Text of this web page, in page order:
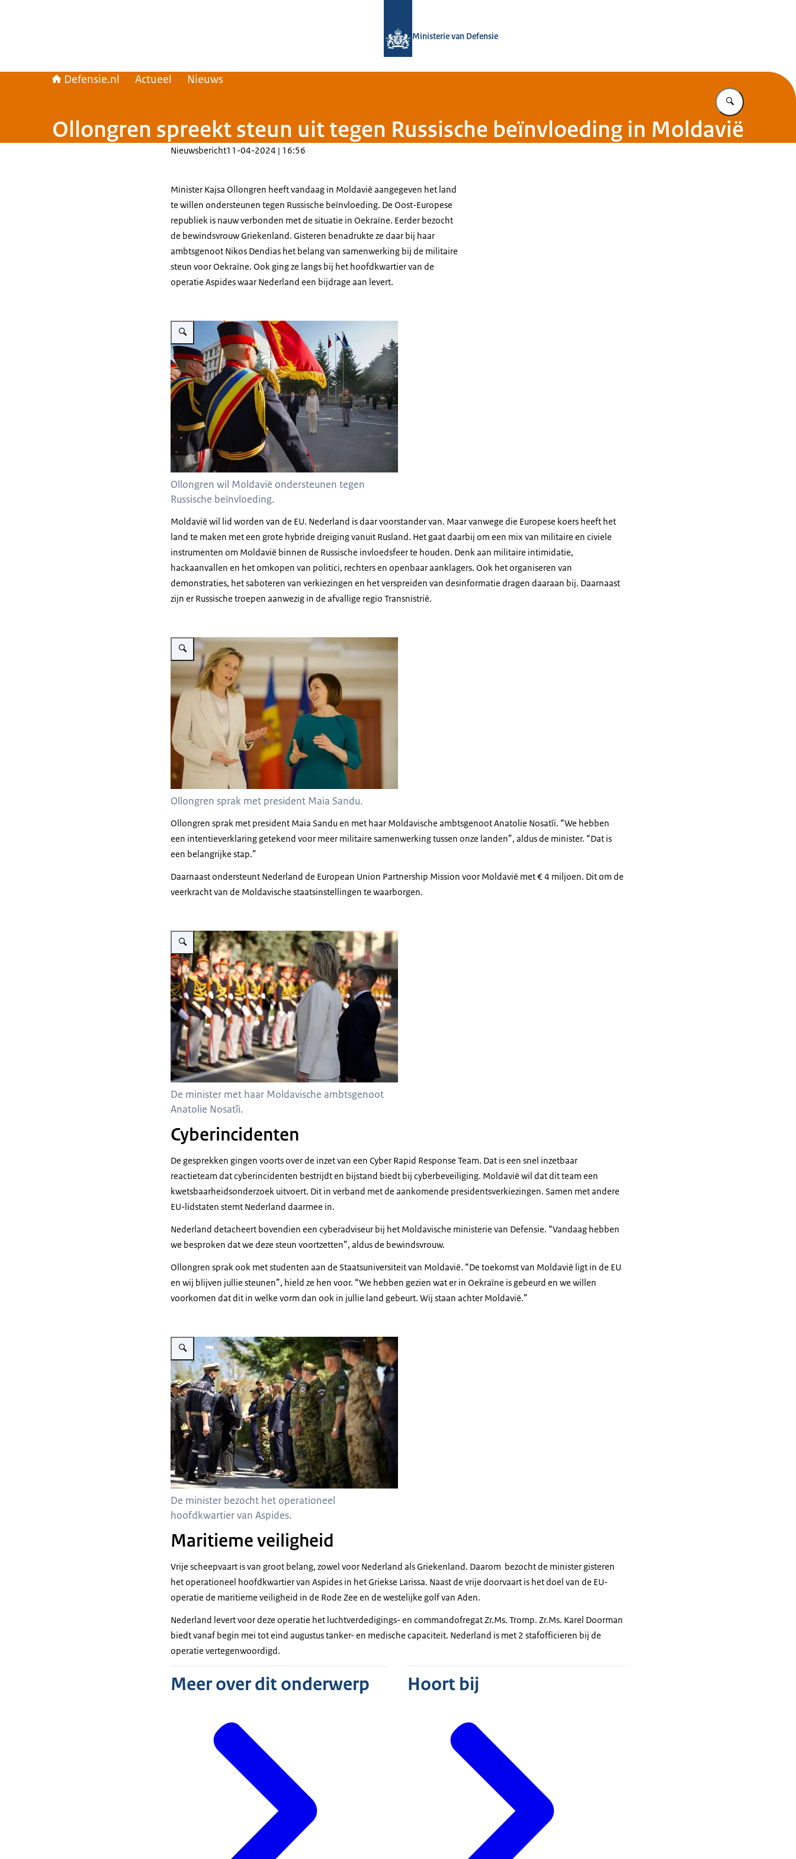
Ministerie van Defensie
Defensie.nl Actueel Nieuws
Vul in wat u
Ollongren spreekt steun uit tegen Russische beïnvloeding in Moldavië
Nieuwsbericht11-04-2024 | 16:56
Minister Kajsa Ollongren heeft vandaag in Moldavië aangegeven het land
te willen ondersteunen tegen Russische beïnvloeding. De Oost-Europese
republiek is nauw verbonden met de situatie in Oekraïne. Eerder bezocht
de bewindsvrouw Griekenland. Gisteren benadrukte ze daar bij haar
ambtsgenoot Nikos Dendias het belang van samenwerking bij de militaire
steun voor Oekraïne. Ook ging ze langs bij het hoofdkwartier van de
operatie Aspides waar Nederland een bijdrage aan levert.
Vergroot afbeelding Ollongren en Anatolie Nosatîi staan tegenover Moldavische militairen.
Ollongren wil Moldavië ondersteunen tegen
Russische beïnvloeding.
Moldavië wil lid worden van de EU. Nederland is daar voorstander van. Maar vanwege die Europese koers heeft het
land te maken met een grote hybride dreiging vanuit Rusland. Het gaat daarbij om een mix van militaire en civiele
instrumenten om Moldavië binnen de Russische invloedsfeer te houden. Denk aan militaire intimidatie,
hackaanvallen en het omkopen van politici, rechters en openbaar aanklagers. Ook het organiseren van
demonstraties, het saboteren van verkiezingen en het verspreiden van desinformatie dragen daaraan bij. Daarnaast
zijn er Russische troepen aanwezig in de afvallige regio Transnistrië.
Vergroot afbeelding Ollongren en Maia Sandu staan met elkaar te praten.
Ollongren sprak met president Maia Sandu.
Ollongren sprak met president Maia Sandu en met haar Moldavische ambtsgenoot Anatolie Nosatîi. “We hebben
een intentieverklaring getekend voor meer militaire samenwerking tussen onze landen”, aldus de minister. “Dat is
een belangrijke stap.”
Daarnaast ondersteunt Nederland de European Union Partnership Mission voor Moldavië met € 4 miljoen. Dit om de
veerkracht van de Moldavische staatsinstellingen te waarborgen.
Vergroot afbeelding Ollongren en Anatolie Nosatîi staan voor Moldavische militairen.
De minister met haar Moldavische ambtsgenoot
Anatolie Nosatîi.
Cyberincidenten
De gesprekken gingen voorts over de inzet van een Cyber ​​Rapid Response Team. Dat is een snel inzetbaar
reactieteam datcyberincidenten bestrijdt en bijstand biedt bij cyberbeveiliging. Moldavië wil dat dit team een
kwetsbaarheidsonderzoek uitvoert. Dit in verband met de aankomende presidentsverkiezingen. Samen met andere
EU-lidstaten stemt Nederland daarmee in.
Nederland detacheert bovendien een cyberadviseur bij het Moldavische ministerie van Defensie. “Vandaag hebben
we besproken dat we deze steun voortzetten”, aldus de bewindsvrouw.
Ollongren sprak ook met studenten aan de Staatsuniversiteit van Moldavië. “De toekomst van Moldavië ligt in de EU
en wij blijven jullie steunen”, hield ze hen voor. “We hebben gezien wat er in Oekraïne is gebeurd en we willen
voorkomen dat dit in welke vorm dan ook in jullie land gebeurt. Wij staan ​​achter Moldavië.”
Vergroot afbeelding De minister begroet het personeel van het operationeel hoofdkwartier van Aspides.
De minister bezocht het operationeel
hoofdkwartier van Aspides.
Maritieme veiligheid
Vrije scheepvaart is van groot belang, zowel voor Nederland als Griekenland. Daarom bezocht de minister gisteren
het operationeel hoofdkwartier van Aspides in het Griekse Larissa. Naast de vrije doorvaart is het doel van de EU-
operatie de maritieme veiligheid in de Rode Zee en de westelijke golf van Aden.
Nederland levert voor deze operatie het luchtverdedigings- en commandofregat Zr.Ms. Tromp. Zr.Ms. Karel Doorman
biedt vanaf begin mei tot eind augustus tanker- en medische capaciteit. Nederland is met 2 stafofficieren bij de
operatie vertegenwoordigd.
Meer over dit onderwerp Hoort bij